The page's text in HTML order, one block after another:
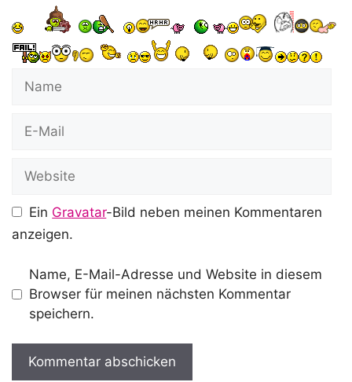
Name
Website
Ein Gravatar-Bild neben meinen Kommentaren
anzeigen.
Name, E-Mail-Adresse und Website in diesem
Browser für meinen nächsten Kommentar
speichern.